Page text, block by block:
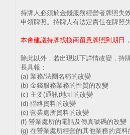
持牌人必須於金錢服務經營者牌照失
申領牌照。持牌人有法定責任在牌照
本會建議持牌找換商留意牌照到期日
除此以外，若出現以下詳情改變，持
長具報：
(a) 業務/法團名稱的改變
(b) 金錢服務業務的性質的改變
(c) 主要(通訊)地址的改變
(d) 聯絡資料的改變
(e) 營業處所資料的改變
(f) 營業處所的電話及傳真號碼的改變
(g) 在營業處所經營的其他業務的資料